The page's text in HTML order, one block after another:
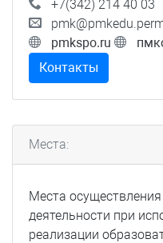
+7(342) 214 40 03
pmkspo.ru
Контакты
Места:
Места
деятельности при
реализации